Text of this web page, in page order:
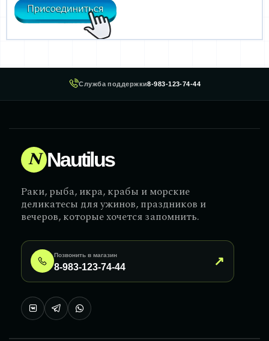
Служба поддержки8-983-123-74-44
N Nautilus
Раки, рыба, икра, крабы и морские
деликатесы для ужинов, праздников и
вечеров, которые хочется запомнить.
Позвонить в магазин
8-983-123-74-44 ↗